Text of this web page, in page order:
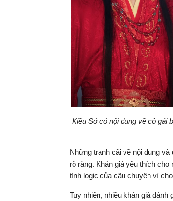
Kiều Sở có nội dung về cô gái
Những tranh cãi về nội dung
rõ ràng. Khán giả yêu thích
tính logic của câu chuyện vì
Tuy nhiên, nhiều khán giả đánh